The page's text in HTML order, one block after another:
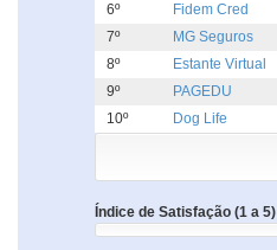
6º Fidem Cred
7º
MG Seguros
8º
Estante Virtual
9º
PAGEDU
10º
Dog Life
Índice de Satisfação (1 a 5)